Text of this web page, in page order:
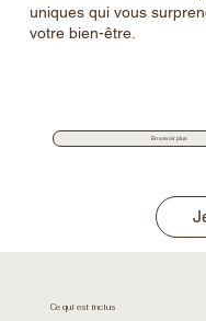
uniques qui vous
votre bien-être.
En savoir plus
Ce qui est inclus